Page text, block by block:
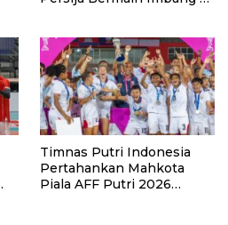
Timnas Putri Indonesia
Pertahankan Mahkota
Piala AFF Putri 2026